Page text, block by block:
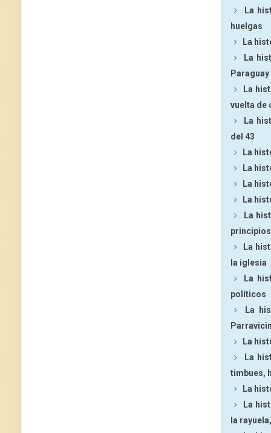
La
huelgas
La
La
Paraguay
La
vuelta de
La
del 43
La
La
La
La
La
La
la iglesia
La
políticos
La
La
La
timbues,
La
La
la